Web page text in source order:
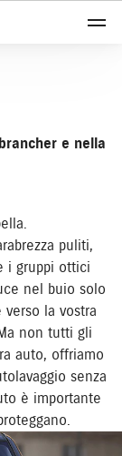
e nella
puliti,
i gruppi ottici
nel buio solo
la vostra
non tutti gli
auto, offriamo
senza
è importante